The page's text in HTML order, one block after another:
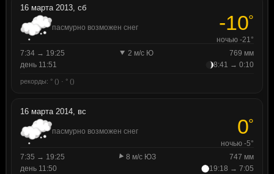
16 марта 2013, сб
пасмурно возможен снег -10°
ночью -21°
7:34 → 19:25
2 м/с Ю
769 мм
день 11:51
8:41 → 0:10
рекорды: ° () · ° ()
16 марта 2014, вс
пасмурно возможен снег 0°
ночью -5°
7:35 → 19:25
8 м/с ЮЗ
747 мм
день 11:50
19:18 → 7:05